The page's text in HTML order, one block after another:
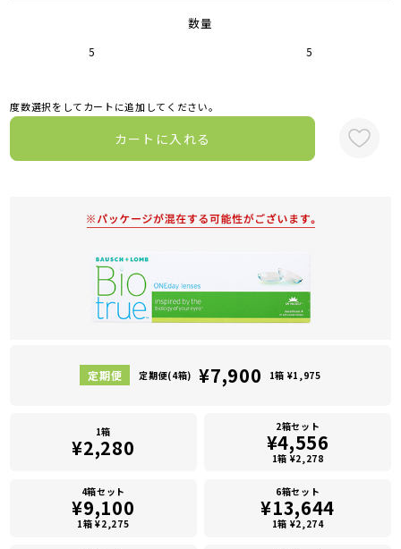
数量
5 5
度数選択をしてカートに追加してください。
カートに入れる
定期便(4箱) ¥7,900 1箱 ¥1,975
1箱
¥2,280
2箱セット
¥4,556
1箱 ¥2,278
4箱セット
¥9,100
1箱 ¥2,275
6箱セット
¥13,644
1箱 ¥2,274